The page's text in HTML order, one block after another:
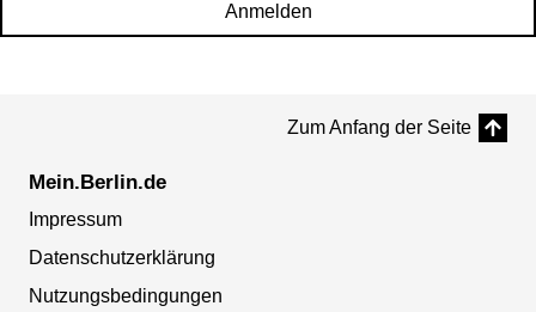
Anmelden
Zum Anfang der Seite
Mein.Berlin.de
Impressum
Datenschutzerklärung
Nutzungsbedingungen